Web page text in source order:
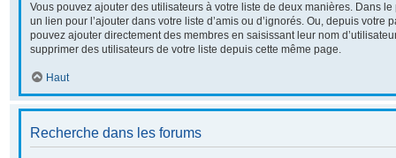
Vous pouvez ajouter des utilisateurs à votre liste de deux manières. Dans
un lien pour l’ajouter dans votre liste d’amis ou d’ignorés. Ou, depuis votre
pouvez ajouter directement des membres en saisissant leur nom
supprimer des utilisateurs de votre liste depuis cette même page.
Haut
Recherche dans les forums